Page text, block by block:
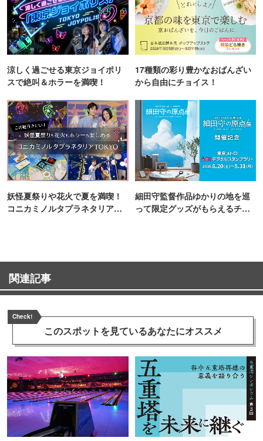
涼しく過ごせる東京ジョイポリ
スで絶叫＆ホラーを満喫！
17種類の彩り豊かなおばんざい
から自由にチョイス！
妖怪夏祭りや花火で夏を満喫！
コニカミノルタプラネタリア
細田守監督作品ゆかりの地を巡
って限定グッズがもらえるチャ
関連記事
Check!
このスポットを見ているあなたにオススメ